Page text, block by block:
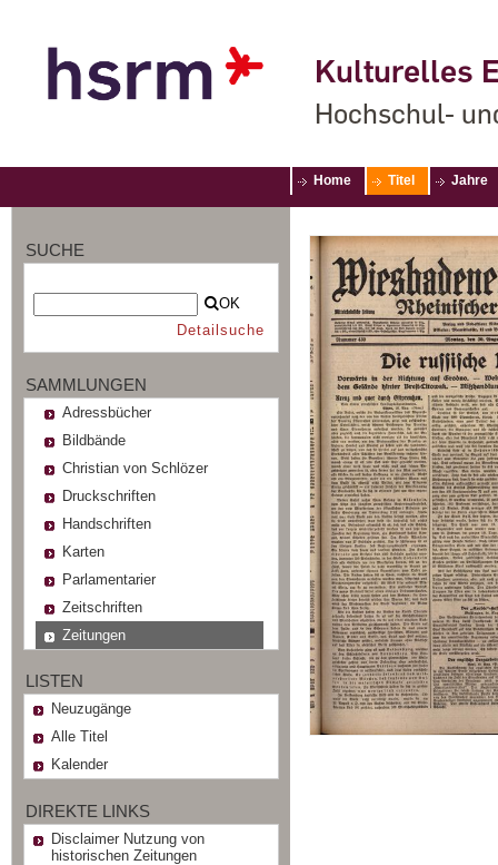
Kulturelles
Hochschul-
Home Titel Jahre
SUCHE
OK
Detailsuche
SAMMLUNGEN
Adressbücher
Bildbände
Christian von Schlözer
Druckschriften
Handschriften
Karten
Parlamentarier
Zeitschriften
Zeitungen
LISTEN
Neuzugänge
Alle Titel
Kalender
DIREKTE LINKS
Disclaimer Nutzung von
historischen Zeitungen